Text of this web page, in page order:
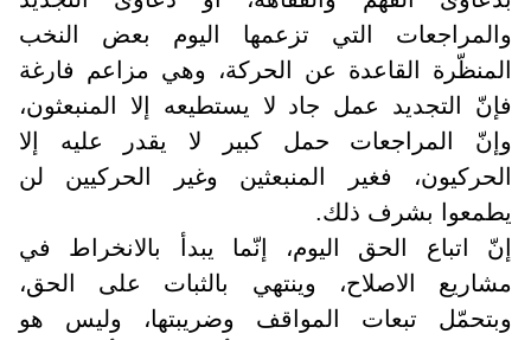
والمراجعات التي تزعمها اليوم بعض النخب
المنظّرة القاعدة عن الحركة، وهي مزاعم فارغة
فإنّ التجديد عمل جاد لا يستطيعه إلا المنبعثون،
وإنّ المراجعات حمل كبير لا يقدر عليه إلا
الحركيون، فغير المنبعثين وغير الحركيين لن
يطمعوا بشرف ذلك.
إنّ اتباع الحق اليوم، إنّما يبدأ بالانخراط في
مشاريع الاصلاح، وينتهي بالثبات على الحق،
وبتحمّل تبعات المواقف وضريبتها، وليس هو